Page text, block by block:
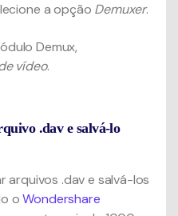
a opção Demuxer.
Demux,
vídeo.
.dav e salvá-lo
arquivos .dav e salvá-los
o Wondershare